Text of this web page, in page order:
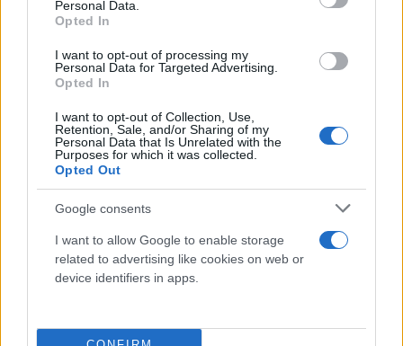
Personal Data.
Opted In
I want to opt-out of processing my
Personal Data for Targeted Advertising.
Opted In
I want to opt-out of Collection, Use,
Retention, Sale, and/or Sharing of my
Personal Data that Is Unrelated with the
Purposes for which it was collected.
Opted Out
Google consents
I want to allow Google to enable storage
related to advertising like cookies on web or
device identifiers in apps.
FLASH FOCUS